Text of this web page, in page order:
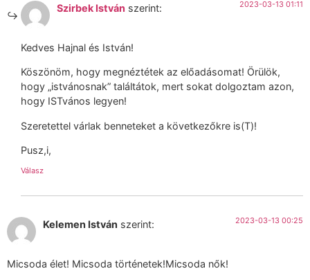
Szirbek István szerint: 2023-03-13 01:11
Kedves Hajnal és István!
Köszönöm, hogy megnéztétek az előadásomat! Örülök,
hogy „istvánosnak” találtátok, mert sokat dolgoztam azon,
hogy ISTvános legyen!
Szeretettel várlak benneteket a következőkre is(T)!
Pusz,i,
Válasz
Kelemen István szerint: 2023-03-13 00:25
Micsoda élet! Micsoda történetek!Micsoda nők!